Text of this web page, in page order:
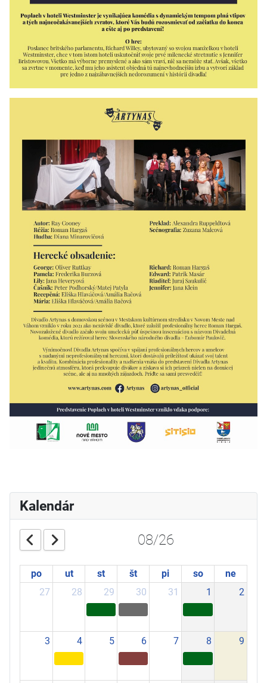
Kalendár
08/26
po ut st št pi so
ne
27
28 29 30 31 1 2
3 4 5 6 7 8 9